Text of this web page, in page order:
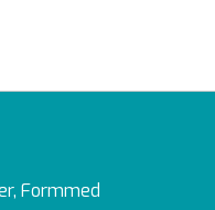
Formmed